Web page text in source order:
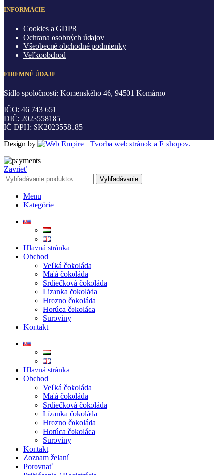
INFORMÁCIE
Cookies a GDPR
Ochrana osobných údajov
Všeobecné obchodné podmienky
Veľkoobchod
FIREMNÉ ÚDAJE
Sídlo spoločnosti: Komenského 46, 94501 Komárno
IČO: 46 743 651
DIČ: 2023558185
IČ DPH: SK2023558185
Design by
Zavrieť
Vyhľadávanie
Menu
Kategórie
Hlavná stránka
Obchod
Veľká čokoláda
Malá čokoláda
Srdiečková čokoláda
Lízanka čokoláda
Hrozno čokoláda
Horúca čokoláda
Suroviny
Kontakt
Hlavná stránka
Obchod
Veľká čokoláda
Malá čokoláda
Srdiečková čokoláda
Lízanka čokoláda
Hrozno čokoláda
Horúca čokoláda
Suroviny
Kontakt
Zoznam želaní
Porovnať